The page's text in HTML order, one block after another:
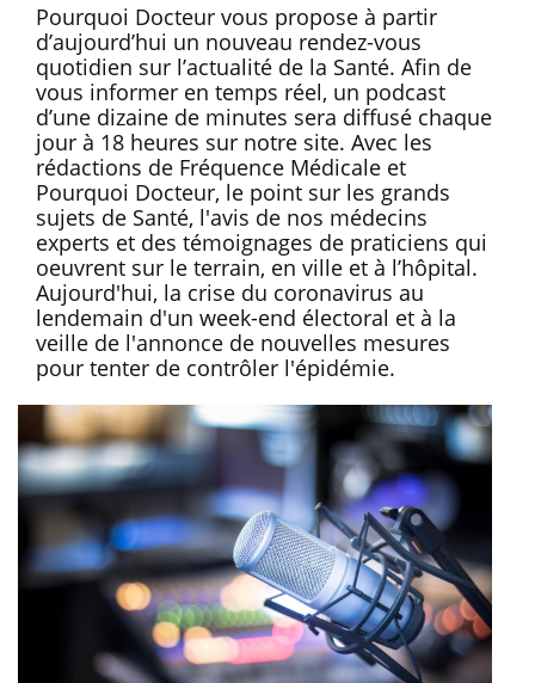
Pourquoi Docteur vous propose à partir
d’aujourd’hui un nouveau rendez-vous
quotidien sur l’actualité de la Santé. Afin de
vous informer en temps réel, un podcast
d’une dizaine de minutes sera diffusé chaque
jour à 18 heures sur notre site. Avec les
rédactions de Fréquence Médicale et
Pourquoi Docteur, le point sur les grands
sujets de Santé, l'avis de nos médecins
experts et des témoignages de praticiens qui
oeuvrent sur le terrain, en ville et à l’hôpital.
Aujourd'hui, la crise du coronavirus au
lendemain d'un week-end électoral et à la
veille de l'annonce de nouvelles mesures
pour tenter de contrôler l'épidémie.